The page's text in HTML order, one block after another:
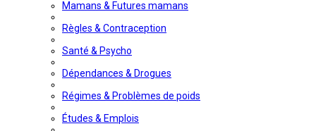
Mamans & Futures mamans
Règles & Contraception
Santé & Psycho
Dépendances & Drogues
Régimes & Problèmes de poids
Études & Emplois